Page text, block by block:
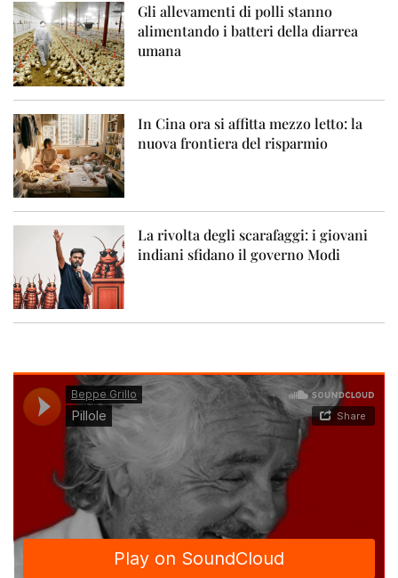
Gli allevamenti di polli stanno
alimentando i batteri della diarrea
umana
In Cina ora si affitta mezzo letto: la
nuova frontiera del risparmio
La rivolta degli scarafaggi: i giovani
indiani sfidano il governo Modi